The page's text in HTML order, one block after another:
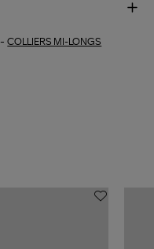
-COLLIERS MI-LONGS